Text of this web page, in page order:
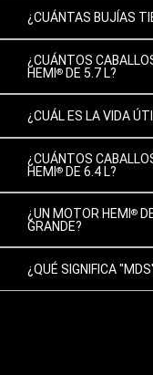
¿CUÁNTAS BUJÍAS
¿CUÁNTOS
HEMI ® DE 5.7 L?
¿CUÁL ES LA VIDA
¿CUÁNTOS
HEMI ® DE 6.4 L?
¿UN MOTOR HEMI ®
GRANDE?
¿QUÉ SIGNIFICA